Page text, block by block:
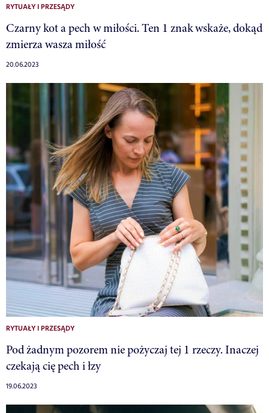
RYTUAŁY I PRZESĄDY
Czarny kot a pech w miłości. Ten 1 znak wskaże, dokąd
zmierza wasza miłość
20.06.2023
RYTUAŁY I PRZESĄDY
Pod żadnym pozorem nie pożyczaj tej 1 rzeczy. Inaczej
czekają cię pech i łzy
19.06.2023